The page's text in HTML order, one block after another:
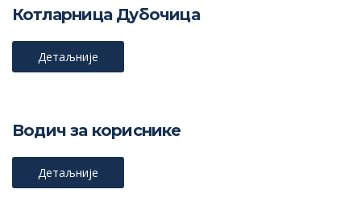
Котларница Дубочица
Детаљније
Водич за кориснике
Детаљније